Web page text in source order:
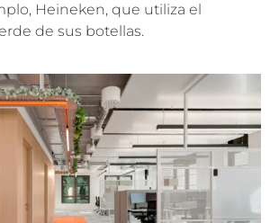
Heineken, que utiliza el
de sus botellas.